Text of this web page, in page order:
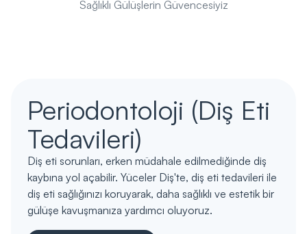
Sağlıklı Gülüşlerin Güvencesiyiz
Periodontoloji (Diş Eti
Tedavileri)
Diş eti sorunları, erken müdahale edilmediğinde diş
kaybına yol açabilir. Yüceler Diş'te, diş eti tedavileri ile
diş eti sağlığınızı koruyarak, daha sağlıklı ve estetik bir
gülüşe kavuşmanıza yardımcı oluyoruz.